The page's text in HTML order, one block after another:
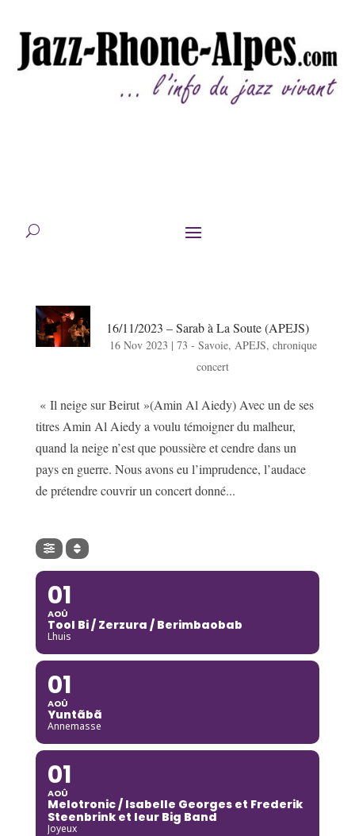
16/11/2023 – Sarab à La Soute (APEJS)
16 Nov 2023 | 73 - Savoie, APEJS, chronique
concert
« Il neige sur Beirut »(Amin Al Aiedy) Avec un de ses
titres Amin Al Aiedy a voulu témoigner du malheur,
quand la neige n’est que poussière et cendre dans un
pays en guerre. Nous avons eu l’imprudence, l’audace
de prétendre couvrir un concert donné...
01
AOÛ
Tool Bi / Zerzura / Berimbaobab
Lhuis
01
AOÛ
Yuntãbã
Annemasse
01
AOÛ
Melotronic / Isabelle Georges et Frederik
Steenbrink et leur Big Band
Joyeux